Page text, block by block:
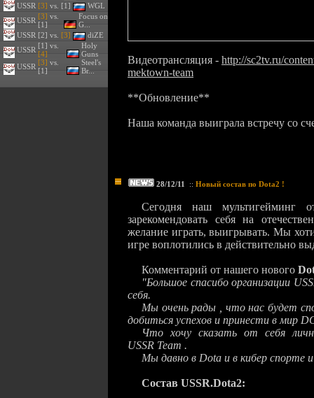
USSR [3] vs. [1]
WGL
USSR [3] vs.
[1]
Focus on
G...
USSR [2] vs. [3]
diZE
USSR [1] vs.
[4]
Holy
Guns
USSR [3] vs.
[1]
Steel's
Br...
Видеотрансляция - http://sc2tv.ru/
mektown-team
**Обновление**
Наша команда выиграла встречу со
28/12/11 :: Новый состав по Dota2 !
Cегодня наш мультигейминг
зарекомендовать себя на
желание играть, выигрывать. Мы
игре воплотились в действительно
Комментарий от нашего нового
"Большое спасибо организации
себя.
Мы очень рады , что нас будет
добиться успехов и принести в мир
Что хочу сказать от себя
USSR Team .
Мы давно в Dota и в кибер спорте
Состав USSR.Dota2: